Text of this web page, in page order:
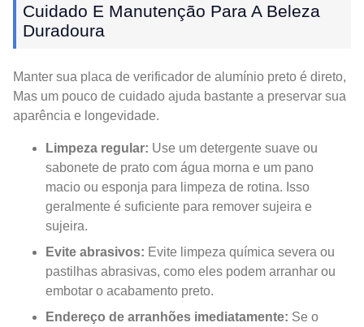
Cuidado E Manutenção Para A Beleza
Duradoura
Manter sua placa de verificador de alumínio preto é direto,
Mas um pouco de cuidado ajuda bastante a preservar sua
aparência e longevidade.
Limpeza regular: Use um detergente suave ou
sabonete de prato com água morna e um pano
macio ou esponja para limpeza de rotina. Isso
geralmente é suficiente para remover sujeira e
sujeira.
Evite abrasivos: Evite limpeza química severa ou
pastilhas abrasivas, como eles podem arranhar ou
embotar o acabamento preto.
Endereço de arranhões imediatamente: Se o